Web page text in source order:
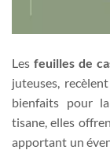
Les feuilles de
juteuses,
bienfaits pour
tisane, elles
apportant un